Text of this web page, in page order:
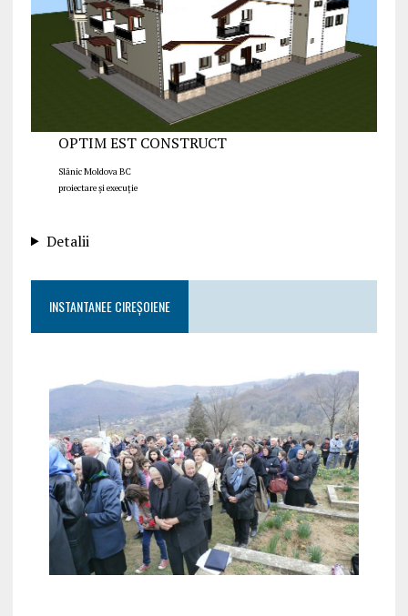
OPTIM EST CONSTRUCT
Slănic Moldova BC
proiectare și execuție
Detalii
INSTANTANEE CIREȘOIENE